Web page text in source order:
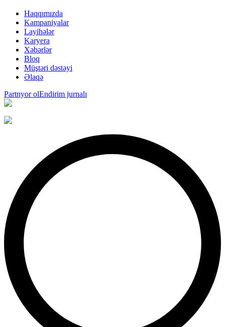
Haqqımızda
Kampaniyalar
Layihələr
Karyera
Xəbərlər
Bloq
Müştəri dəstəyi
Əlaqə
Partnyor olEndirim jurnalı